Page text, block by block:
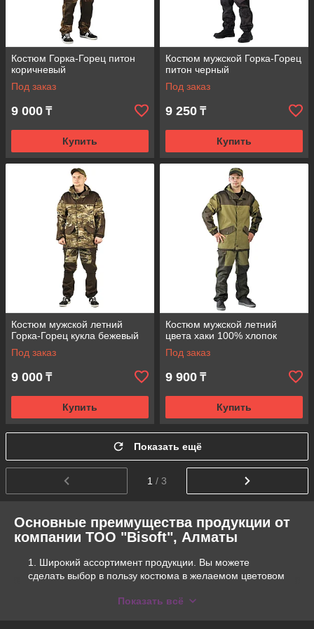
Костюм Горка-Горец питон
коричневый
Под заказ
9 000 ₸
Купить
Костюм мужской Горка-Горец
питон черный
Под заказ
9 250 ₸
Купить
Костюм мужской летний
Горка-Горец кукла бежевый
Под заказ
9 000 ₸
Купить
Костюм мужской летний
цвета хаки 100% хлопок
Под заказ
9 900 ₸
Купить
Показать ещё
1 / 3
Основные преимущества продукции от
компании ТОО "Bisoft", Алматы
Широкий ассортимент продукции. Вы можете
сделать выбор в пользу костюма в желаемом цветовом
постоянном пополнении ассортимента интернет
Показать всё